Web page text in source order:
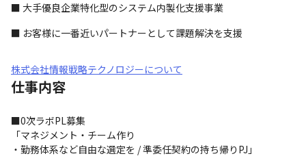
■ 大手優良企業特化型のシステム内製化支援事業
■ お客様に一番近いパートナーとして課題解決を支援
株式会社情報戦略テクノロジーについて
仕事内容
■0次ラボPL募集
「マネジメント・チーム作り
・勤務体系など自由な選定を / 準委任契約の持ち帰りPJ」